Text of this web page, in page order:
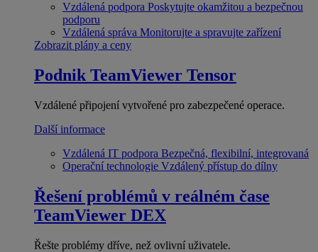
Vzdálená podpora Poskytujte okamžitou a bezpečnou
podporu
Vzdálená správa Monitorujte a spravujte zařízení
Zobrazit plány a ceny
Podnik TeamViewer Tensor
Vzdálené připojení vytvořené pro zabezpečené operace.
Další informace
Vzdálená IT podpora Bezpečná, flexibilní, integrovaná
Operační technologie Vzdálený přístup do dílny
Řešení problémů v reálném čase
TeamViewer DEX
Řešte problémy dříve, než ovlivní uživatele.